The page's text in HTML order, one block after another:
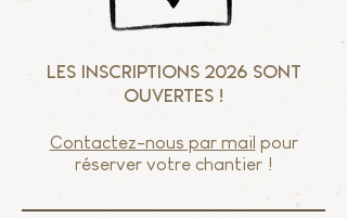
Les inscriptions 2026 sont
ouvertes !
Contactez-nous par mail pour
réserver votre chantier !